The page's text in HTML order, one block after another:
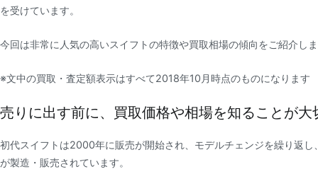
を受けています。
今回は非常に人気の高いスイフトの特徴や買取相場の傾向をご紹介し
※文中の買取・査定額表示はすべて2018年10月時点のものになります
売りに出す前に、買取価格や相場を知ることが大
初代スイフトは2000年に販売が開始され、モデルチェンジを繰り返し
が製造・販売されています。